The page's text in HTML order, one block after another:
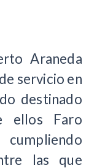
Araneda
servicio en
destinado
ellos Faro
las que